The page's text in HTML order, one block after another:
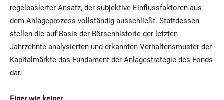
regelbasierter Ansatz, der subjektive Einflussfaktoren aus
dem Anlageprozess vollständig ausschließt. Stattdessen
stellen die auf Basis der Börsenhistorie der letzten
Jahrzehnte analysierten und erkannten Verhaltensmuster der
Kapitalmärkte das Fundament der Anlagestrategie des Fonds
dar.